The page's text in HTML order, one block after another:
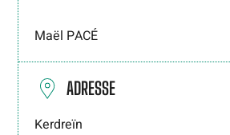
Maël PACÉ
ADRESSE
Kerdreïn